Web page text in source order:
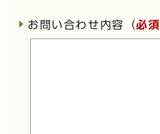
お問い合わせ内容（必須